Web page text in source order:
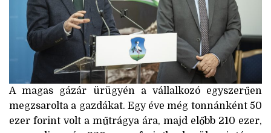
A magas gázár ürügyén a vállalkozó egyszerűen
megzsarolta a gazdákat. Egy éve még tonnánként 50
ezer forint volt a műtrágya ára, majd előbb 210 ezer,